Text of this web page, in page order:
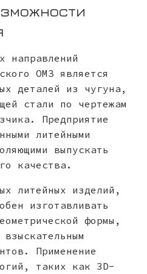
направлений
ОМЗ является
деталей из чугуна,
стали по чертежам
Предприятие
литейными
выпускать
качества.
литейных изделий,
изготавливать
формы,
Применение
таких как 3D-